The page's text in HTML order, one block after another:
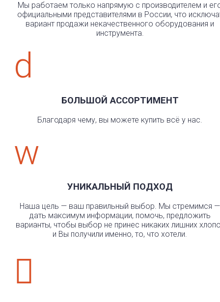
Мы работаем только напрямую с производителем и
официальными представителями в России, что
вариант продажи некачественного оборудования и
инструмента.
d
БОЛЬШОЙ АССОРТИМЕНТ
Благодаря чему, вы можете купить всё у нас.
w
УНИКАЛЬНЫЙ ПОДХОД
Наша цель — ваш правильный выбор. Мы стремимся —
дать максимум информации, помочь, предложить
варианты, чтобы выбор не принес никаких лишних
и Вы получили именно, то, что хотели.
